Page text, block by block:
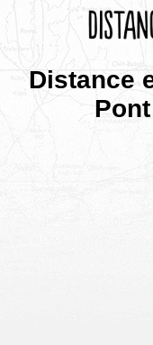
Distance